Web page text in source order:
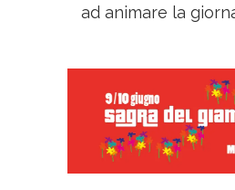
ad animare la